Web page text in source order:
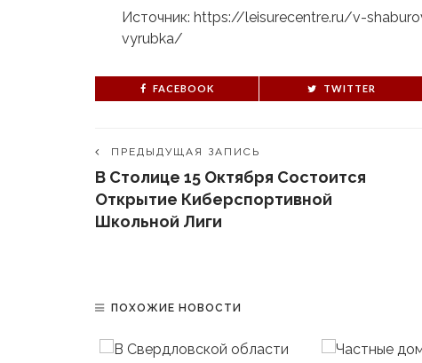
Источник: https://leisurecentre.ru/v-
vyrubka/
FACEBOOK TWITTER
ПРЕДЫДУЩАЯ ЗАПИСЬ
В Столице 15 Октября Состоится
Открытие Киберспортивной
Школьной Лиги
ПОХОЖИЕ НОВОСТИ